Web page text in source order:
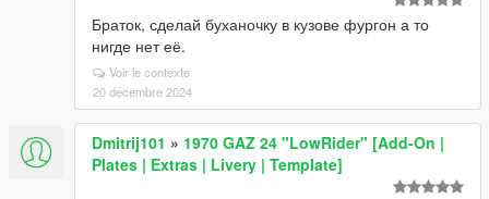
Браток, сделай буханочку в кузове фургон а то
нигде нет её.
Voir le contexte
20 décembre 2024
Dmitrij101 » 1970 GAZ 24 "LowRider" [Add-On |
Plates | Extras | Livery | Template]